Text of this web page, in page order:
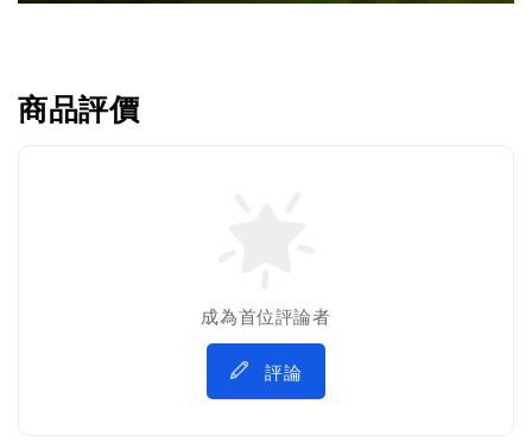
商品評價
成為首位評論者
評論